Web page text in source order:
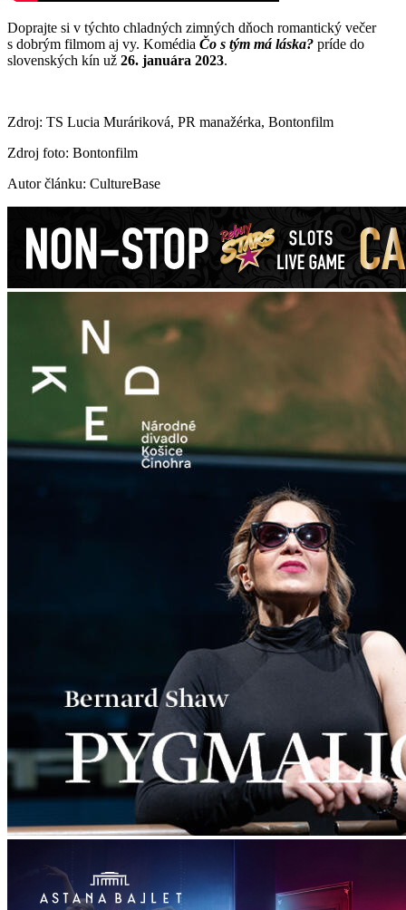
Doprajte si v týchto chladných zimných dňoch romantický večer
s dobrým filmom aj vy. Komédia Čo s tým má láska? príde do
slovenských kín už 26. januára 2023.
Zdroj: TS Lucia Muráriková, PR manažérka, Bontonfilm
Zdroj foto: Bontonfilm
Autor článku: CultureBase